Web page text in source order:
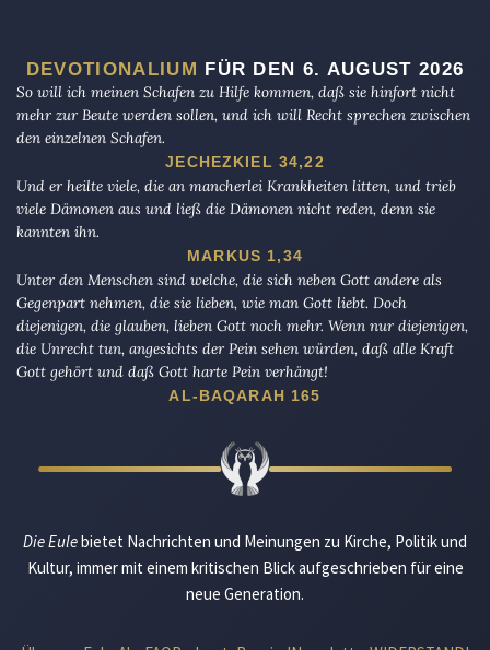
DEVOTIONALIUM
FÜR DEN 6. AUGUST 2026
So will ich meinen Schafen zu Hilfe kommen, daß sie hinfort nicht
mehr zur Beute werden sollen, und ich will Recht sprechen zwischen
den einzelnen Schafen.
JECHEZKIEL 34,22
Und er heilte viele, die an mancherlei Krankheiten litten, und trieb
viele Dämonen aus und ließ die Dämonen nicht reden, denn sie
kannten ihn.
MARKUS 1,34
Unter den Menschen sind welche, die sich neben Gott andere als
Gegenpart nehmen, die sie lieben, wie man Gott liebt. Doch
diejenigen, die glauben, lieben Gott noch mehr. Wenn nur diejenigen,
die Unrecht tun, angesichts der Pein sehen würden, daß alle Kraft
Gott gehört und daß Gott harte Pein verhängt!
AL-BAQARAH 165
Die Eulebietet Nachrichten und Meinungen zu Kirche, Politik und
Kultur, immer mit einem kritischen Blick aufgeschrieben für eine
neue Generation.